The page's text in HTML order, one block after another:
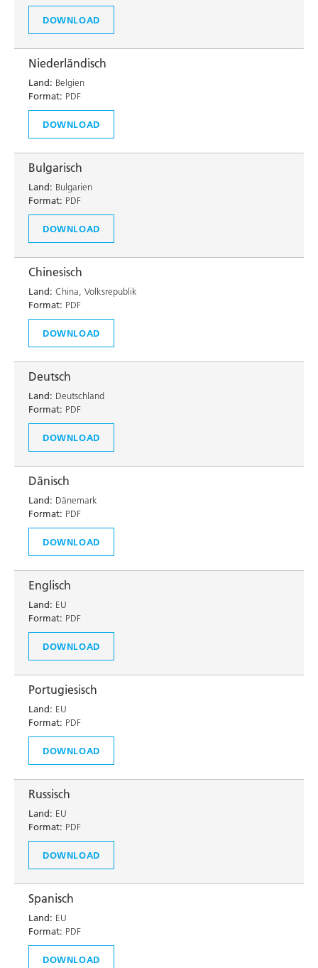
DOWNLOAD
Niederländisch
Land: Belgien
Format: PDF
DOWNLOAD
Bulgarisch
Land: Bulgarien
Format: PDF
DOWNLOAD
Chinesisch
Land: China, Volksrepublik
Format: PDF
DOWNLOAD
Deutsch
Land: Deutschland
Format: PDF
DOWNLOAD
Dänisch
Land: Dänemark
Format: PDF
DOWNLOAD
Englisch
Land: EU
Format: PDF
DOWNLOAD
Portugiesisch
Land: EU
Format: PDF
DOWNLOAD
Russisch
Land: EU
Format: PDF
DOWNLOAD
Spanisch
Land: EU
Format: PDF
DOWNLOAD